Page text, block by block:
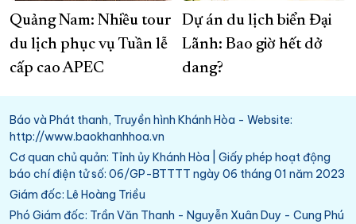
Quảng Nam: Nhiều tour
du lịch phục vụ Tuần lễ
cấp cao APEC
Dự án du lịch biển Đại
Lãnh: Bao giờ hết dở
dang?
Báo và Phát thanh, Truyền hình Khánh Hòa - Website:
http://www.baokhanhhoa.vn
Cơ quan chủ quản: Tỉnh ủy Khánh Hòa | Giấy phép hoạt động
báo chí điện tử số: 06/GP-BTTTT ngày 06 tháng 01 năm 2023
Giám đốc: Lê Hoàng Triều
Phó Giám đốc: Trần Văn Thanh - Nguyễn Xuân Duy - Cung Phú